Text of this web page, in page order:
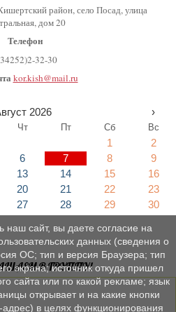
район, село Посад, улица
дом 20
Телефон
32-30
kor.kish@mail.ru
2026 ›
Чт Пт Сб Вс
1
2
6 7 8
9
13 14 15
16
20 21 22
23
27 28 29
30
В ГРУППУ!
наш сайт, вы даете согласие на
данных (сведения о
ОС; тип и версия Браузера; тип
экрана; источник откуда пришел
сайта или по какой рекламе; язык
открывает и на какие кнопки
в целях функционирования